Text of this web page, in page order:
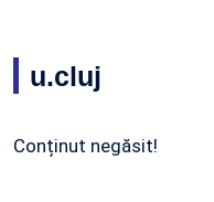
u.cluj
Conținut negăsit!